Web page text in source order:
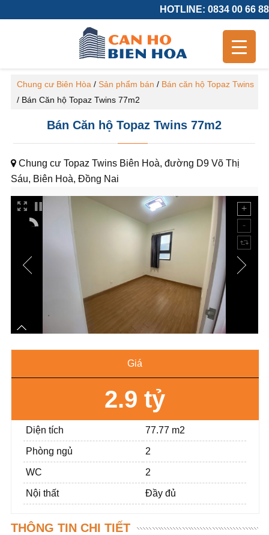
HOTLINE: 0834 00 66 88
Chung cư Biên Hòa / Sản phẩm bán / Bán căn hộ Topaz Twins
/ Bán Căn hộ Topaz Twins 77m2
Bán Căn hộ Topaz Twins 77m2
Chung cư Topaz Twins Biên Hoà, đường D9 Võ Thị
Sáu, Biên Hoà, Đồng Nai
Giá
2.9 tỷ
Diện tích 77.77 m2
Phòng ngủ 2
WC 2
Nội thất Đầy đủ
THÔNG TIN CHI TIẾT